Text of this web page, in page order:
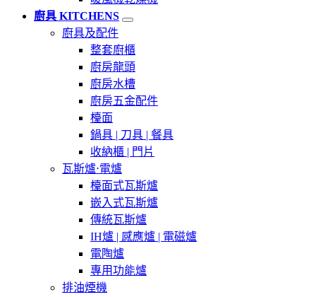
廚具 KITCHENS
廚具及配件
整套廚櫃
廚房龍頭
廚房水槽
廚房五金配件
檯面
鍋具 | 刀具 | 餐具
收納櫃 | 門片
瓦斯爐⋅電爐
檯面式瓦斯爐
嵌入式瓦斯爐
傳統瓦斯爐
IH爐 | 感應爐 | 電磁爐
電陶爐
專用功能爐
排油煙機